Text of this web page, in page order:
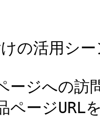
の活用シ
ジへの訪